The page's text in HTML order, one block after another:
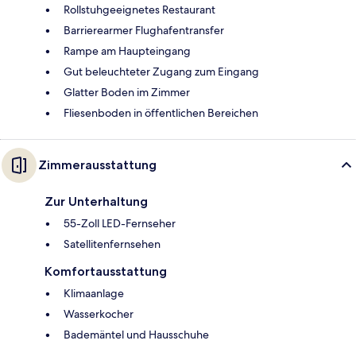
Rollstuhgeeignetes Restaurant
Barrierearmer Flughafentransfer
Rampe am Haupteingang
Gut beleuchteter Zugang zum Eingang
Glatter Boden im Zimmer
Fliesenboden in öffentlichen Bereichen
Zimmerausstattung
Zur Unterhaltung
55-Zoll LED-Fernseher
Satellitenfernsehen
Komfortausstattung
Klimaanlage
Wasserkocher
Bademäntel und Hausschuhe